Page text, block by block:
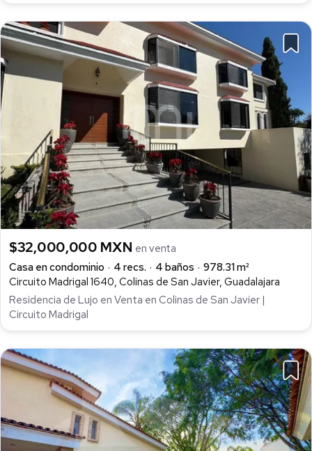
$32,000,000 MXN en venta
Casa en condominio
4 recs. 4 baños
978.31 m²
Circuito Madrigal 1640, Colinas de San Javier, Guadalajara
Residencia de Lujo en Venta en Colinas de San Javier |
Circuito Madrigal